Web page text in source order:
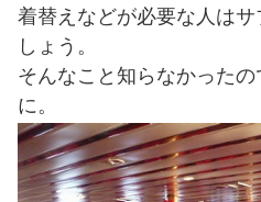
着替えなどが必要な人は
しょう。
そんなこと知らなかった
に。